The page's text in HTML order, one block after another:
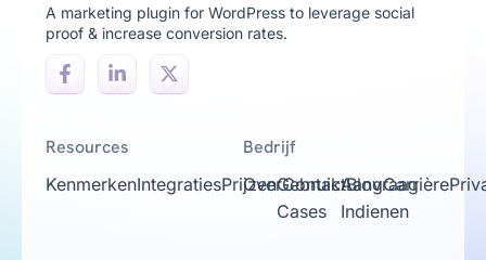
A marketing plugin for WordPress to leverage social
proof & increase conversion rates.
Resources
KenmerkenIntegratiesPrijzenGebruik
Cases
Aanvraag
Indienen
Bedrijf
OverContactBlogCarrière